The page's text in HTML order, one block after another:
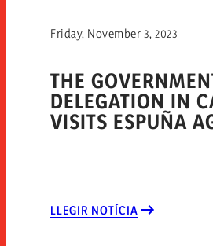
THE
DELEGATION IN
VISITS ESPUÑA
Friday, November 3, 2023
LLEGIR NOTÍCIA